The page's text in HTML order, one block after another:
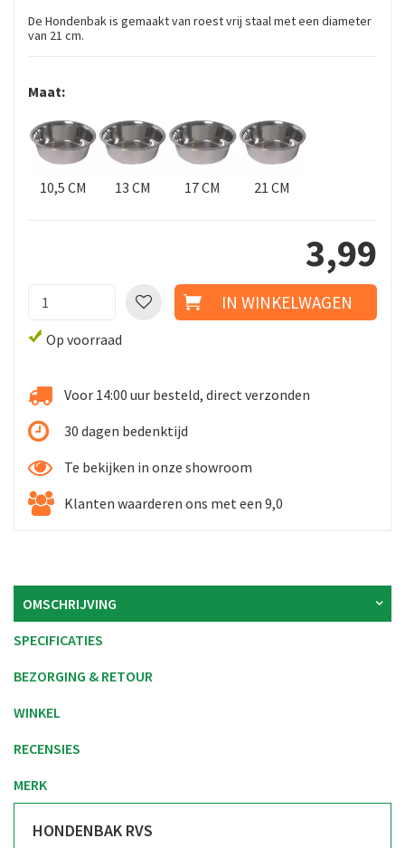
De Hondenbak is gemaakt van roest vrij staal met een diameter
van 21 cm.
Maat:
10,5 CM 13 CM 17 CM 21 CM
3,99
Op voorraad
Voor 14:00 uur besteld, direct verzonden
30 dagen bedenktijd
Te bekijken in onze showroom
Klanten waarderen ons met een 9,0
OMSCHRIJVING
SPECIFICATIES
BEZORGING & RETOUR
WINKEL
RECENSIES
MERK
HONDENBAK RVS